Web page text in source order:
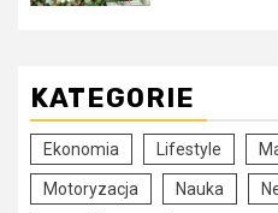
KATEGORIE
Ekonomia Lifestyle
Motoryzacja Nauka